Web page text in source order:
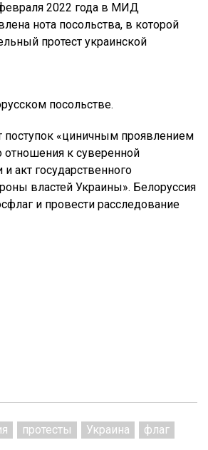
2022 года в МИД
нота посольства, в которой
протест украинской
посольстве.
поступок «циничным проявлением
отношения к суверенной
акт государственного
властей Украины». Белоруссия
и провести расследование
протесты Украина флаг